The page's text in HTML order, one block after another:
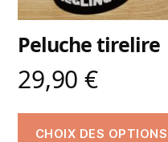
Peluche tirelire
29,90 €
CHOIX DES OPTIONS